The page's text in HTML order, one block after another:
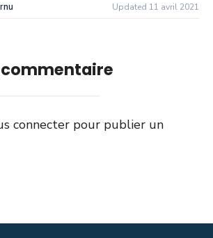
Updated 11 avril 2021
commentaire
connecter pour publier un